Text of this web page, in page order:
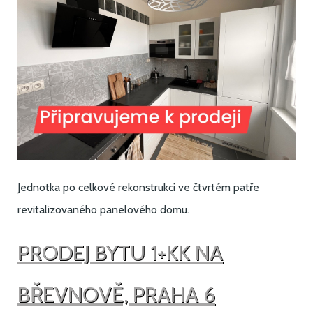
Jednotka po celkové rekonstrukci ve čtvrtém patře
revitalizovaného panelového domu.
PRODEJ BYTU 1+KK NA
BŘEVNOVĚ, PRAHA 6